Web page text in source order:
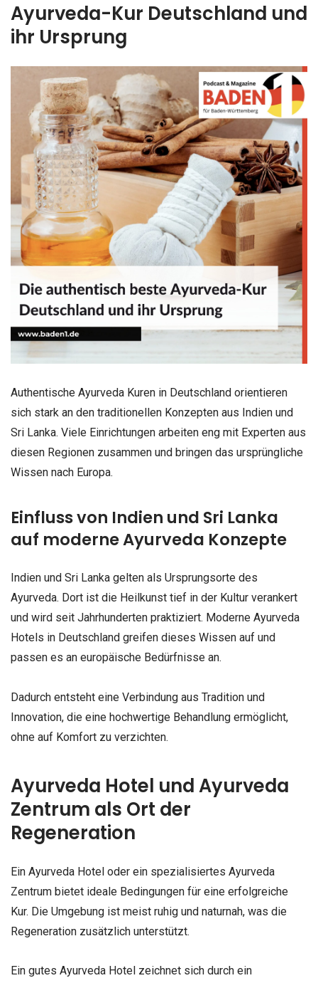
Ayurveda-Kur Deutschland und
ihr Ursprung
Authentische Ayurveda Kuren in Deutschland orientieren
sich stark an den traditionellen Konzepten aus Indien und
Sri Lanka. Viele Einrichtungen arbeiten eng mit Experten aus
diesen Regionen zusammen und bringen das ursprüngliche
Wissen nach Europa.
Einfluss von Indien und Sri Lanka
auf moderne Ayurveda Konzepte
Indien und Sri Lanka gelten als Ursprungsorte des
Ayurveda. Dort ist die Heilkunst tief in der Kultur verankert
und wird seit Jahrhunderten praktiziert. Moderne Ayurveda
Hotels in Deutschland greifen dieses Wissen auf und
passen es an europäische Bedürfnisse an.
Dadurch entsteht eine Verbindung aus Tradition und
Innovation, die eine hochwertige Behandlung ermöglicht,
ohne auf Komfort zu verzichten.
Ayurveda Hotel und Ayurveda
Zentrum als Ort der
Regeneration
Ein Ayurveda Hotel oder ein spezialisiertes Ayurveda
Zentrum bietet ideale Bedingungen für eine erfolgreiche
Kur. Die Umgebung ist meist ruhig und naturnah, was die
Regeneration zusätzlich unterstützt.
Ein gutes Ayurveda Hotel zeichnet sich durch ein